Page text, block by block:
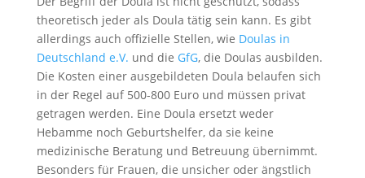
theoretisch jeder als Doula tätig sein kann. Es gibt
allerdings auch offizielle Stellen, wie Doulas in
Deutschland e.V. und die GfG, die Doulas ausbilden.
Die Kosten einer ausgebildeten Doula belaufen sich
in der Regel auf 500-800 Euro und müssen privat
getragen werden. Eine Doula ersetzt weder
Hebamme noch Geburtshelfer, da sie keine
medizinische Beratung und Betreuung übernimmt.
Besonders für Frauen, die unsicher oder ängstlich